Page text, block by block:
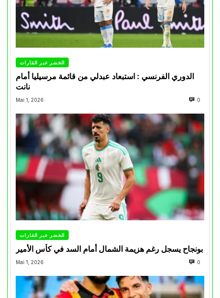
الخضر عبر القارات
الدوري الفرنسي : استبعاد عبدلي من قائمة مرسيليا أمام
نانت
Mai 1, 2026 0
الخضر عبر القارات
بونجاح يسجل رغم هزيمة الشمال أمام السد في كأس الأمير
Mai 1, 2026 0